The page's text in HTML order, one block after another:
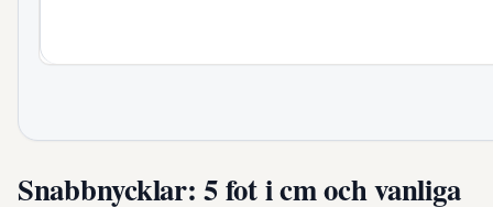
Snabbnycklar: 5 fot i cm och vanliga